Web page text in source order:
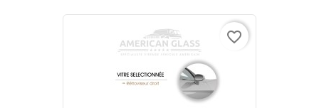
favorite_border